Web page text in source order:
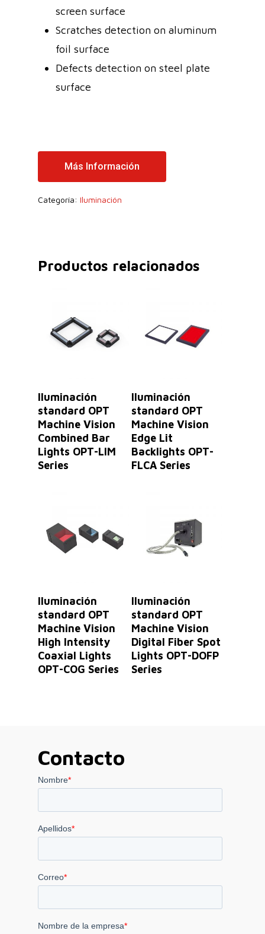
screen surface
Scratches detection on aluminum
foil surface
Defects detection on steel plate
surface
Más Información
Categoría: Iluminación
Productos relacionados
Iluminación
standard OPT
Machine Vision
Combined Bar
Lights OPT-LIM
Series
Iluminación
standard OPT
Machine Vision
Edge Lit
Backlights OPT-
FLCA Series
Leer Más
Iluminación
standard OPT
Machine Vision
High Intensity
Coaxial Lights
OPT-COG Series
Leer Más
Iluminación
standard OPT
Machine Vision
Digital Fiber Spot
Lights OPT-DOFP
Series
Contacto